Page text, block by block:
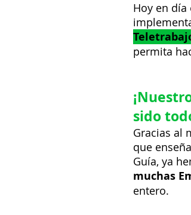
Hoy en día
permita
sido
Gracias al
que
Guía, ya
muchas
entero.